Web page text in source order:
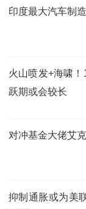
印度最大汽车制
火山喷发+海啸
跃期或会较长
对冲基金大佬艾
抑制通胀或为美